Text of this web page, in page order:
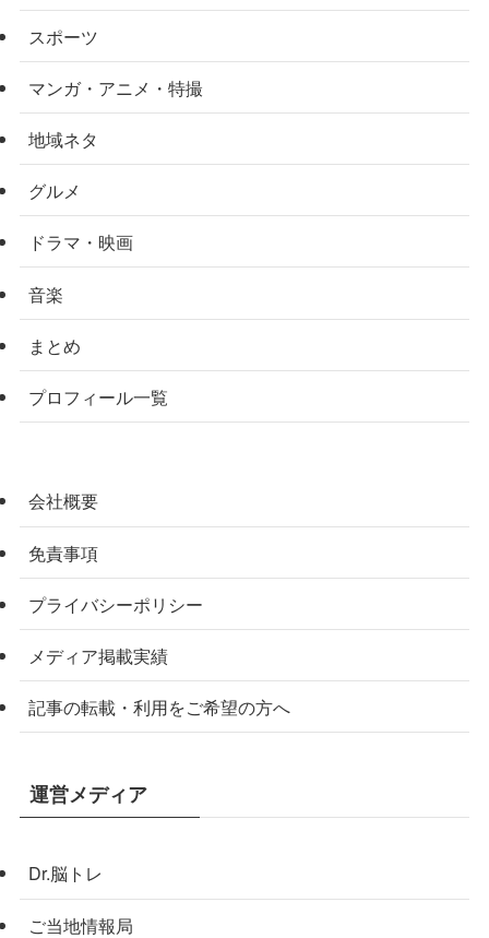
スポーツ
マンガ・アニメ・特撮
地域ネタ
グルメ
ドラマ・映画
音楽
まとめ
プロフィール一覧
会社概要
免責事項
プライバシーポリシー
メディア掲載実績
記事の転載・利用をご希望の方へ
運営メディア
Dr.脳トレ
ご当地情報局